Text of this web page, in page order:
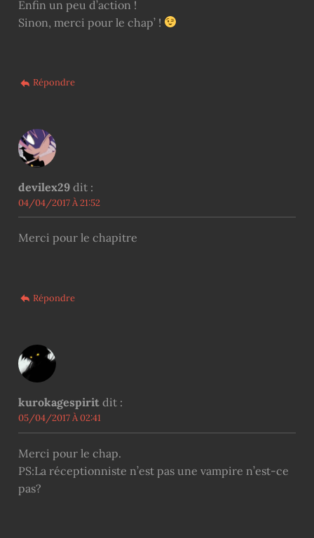
Enfin un peu d’action !
Sinon, merci pour le chap’ !
Répondre
devilex29 dit :
04/04/2017 À 21:52
Merci pour le chapitre
Répondre
kurokagespirit dit :
05/04/2017 À 02:41
Merci pour le chap.
PS:La réceptionniste n’est pas une vampire n’est-ce
pas?